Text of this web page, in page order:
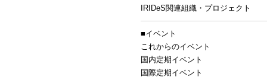
IRIDeS関連組織・プロジェクト
イベント
これからのイベント
国内定期イベント
国際定期イベント